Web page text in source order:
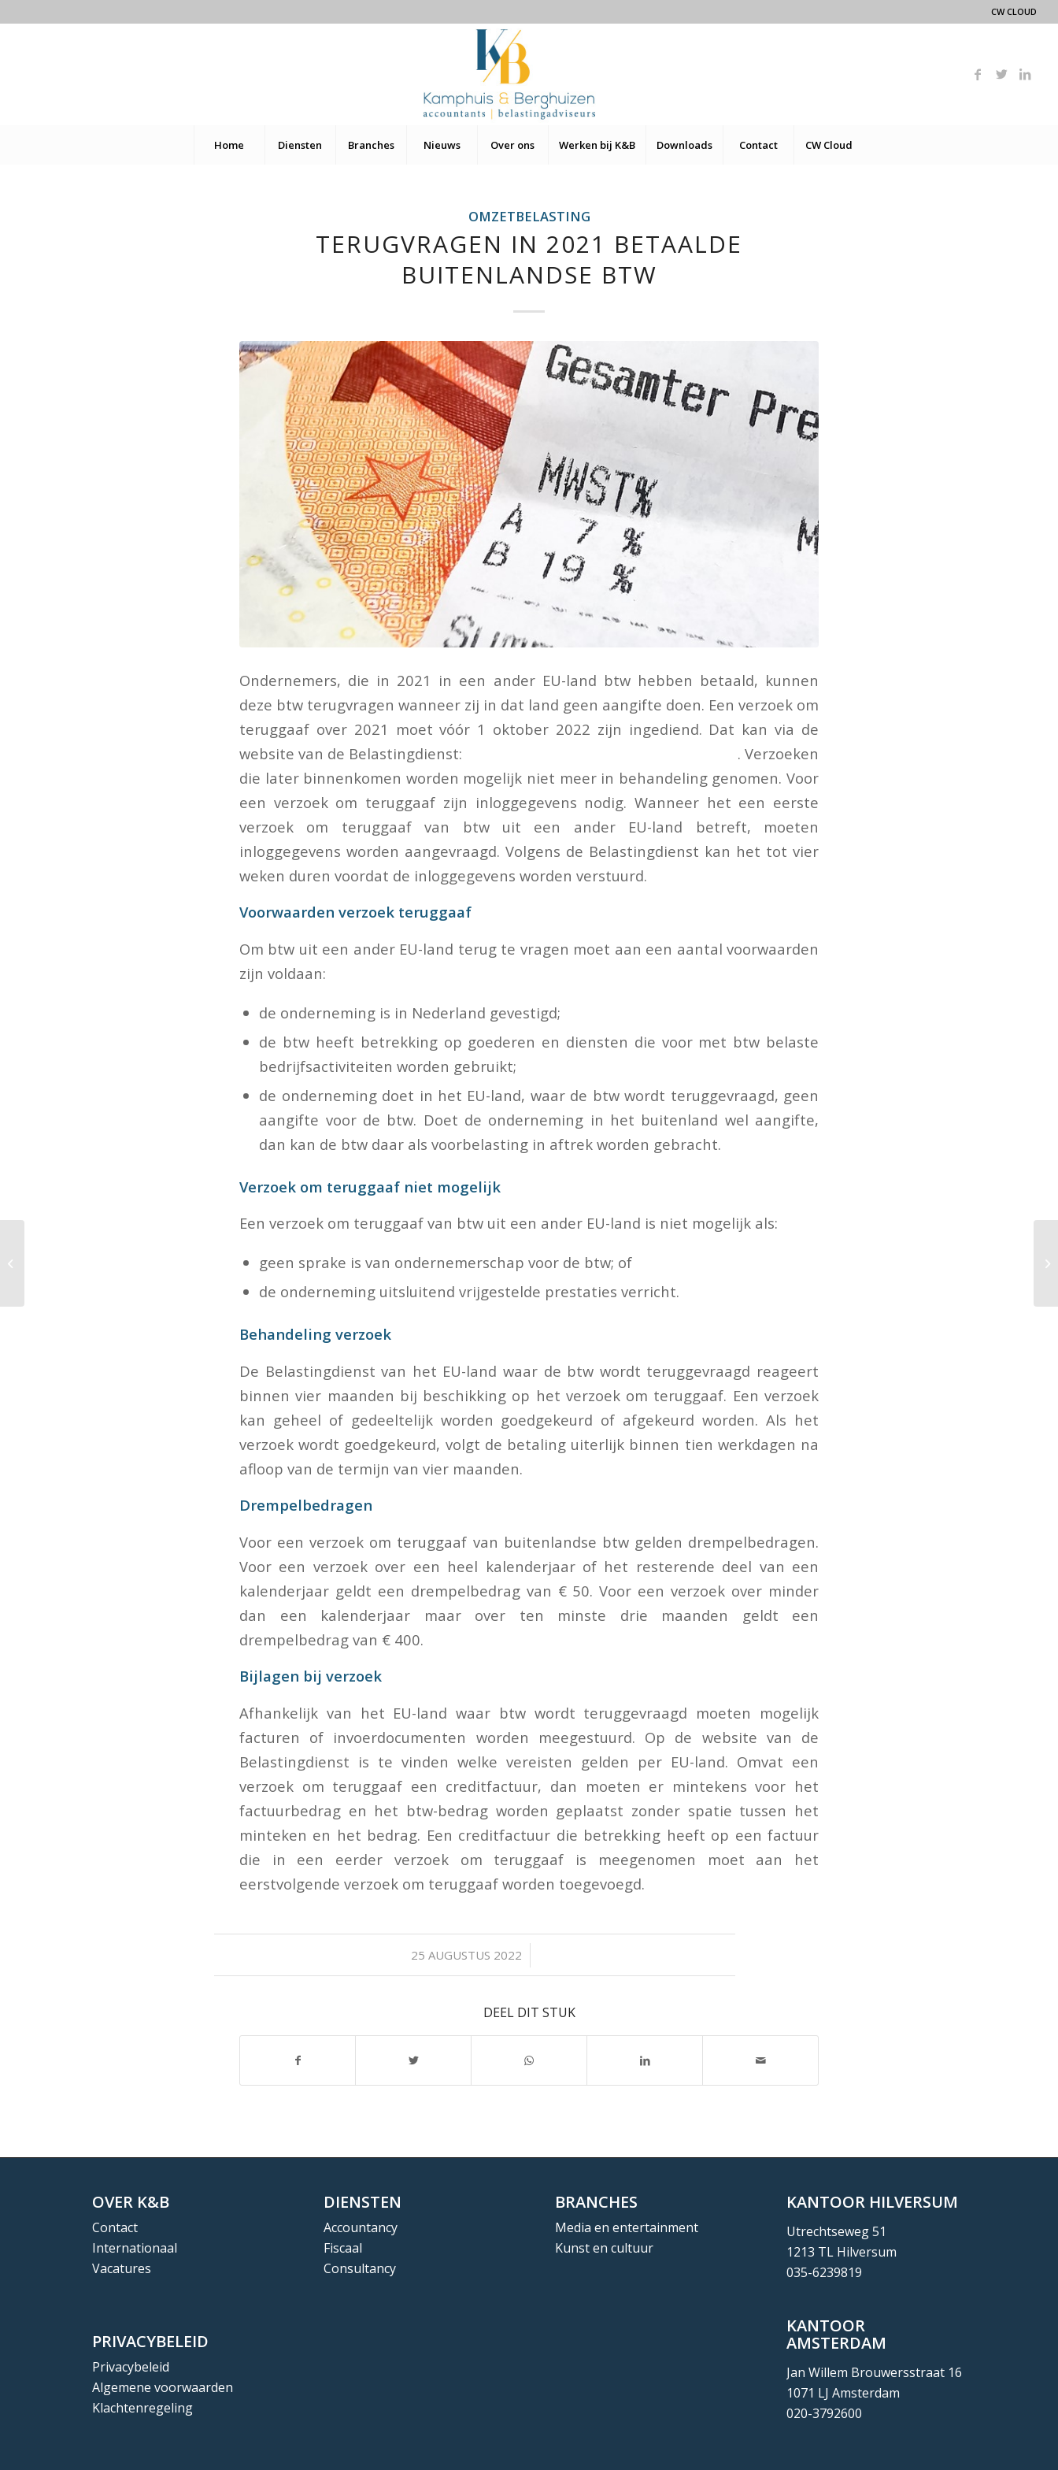
CW CLOUD
Home Diensten Branches Nieuws Over ons Werken bij K&B Downloads Contact CW Cloud
OMZETBELASTING
TERUGVRAGEN IN 2021 BETAALDE
BUITENLANDSE BTW
Ondernemers, die in 2021 in een ander EU-land btw hebben betaald, kunnen
deze btw terugvragen wanneer zij in dat land geen aangifte doen. Een verzoek om
teruggaaf over 2021 moet vóór 1 oktober 2022 zijn ingediend. Dat kan via de
website van de Belastingdienst:
. Verzoeken
die later binnenkomen worden mogelijk niet meer in behandeling genomen. Voor
een verzoek om teruggaaf zijn inloggegevens nodig. Wanneer het een eerste
verzoek om teruggaaf van btw uit een ander EU-land betreft, moeten
inloggegevens worden aangevraagd. Volgens de Belastingdienst kan het tot vier
weken duren voordat de inloggegevens worden verstuurd.
Voorwaarden verzoek teruggaaf
Om btw uit een ander EU-land terug te vragen moet aan een aantal voorwaarden
zijn voldaan:
de onderneming is in Nederland gevestigd;
de btw heeft betrekking op goederen en diensten die voor met btw belaste
bedrijfsactiviteiten worden gebruikt;
de onderneming doet in het EU-land, waar de btw wordt teruggevraagd, geen
aangifte voor de btw. Doet de onderneming in het buitenland wel aangifte,
dan kan de btw daar als voorbelasting in aftrek worden gebracht.
Verzoek om teruggaaf niet mogelijk
Een verzoek om teruggaaf van btw uit een ander EU-land is niet mogelijk als:
geen sprake is van ondernemerschap voor de btw; of
de onderneming uitsluitend vrijgestelde prestaties verricht.
Behandeling verzoek
De Belastingdienst van het EU-land waar de btw wordt teruggevraagd reageert
binnen vier maanden bij beschikking op het verzoek om teruggaaf. Een verzoek
kan geheel of gedeeltelijk worden goedgekeurd of afgekeurd worden. Als het
verzoek wordt goedgekeurd, volgt de betaling uiterlijk binnen tien werkdagen na
afloop van de termijn van vier maanden.
Drempelbedragen
Voor een verzoek om teruggaaf van buitenlandse btw gelden drempelbedragen.
Voor een verzoek over een heel kalenderjaar of het resterende deel van een
kalenderjaar geldt een drempelbedrag van € 50. Voor een verzoek over minder
dan een kalenderjaar maar over ten minste drie maanden geldt een
drempelbedrag van € 400.
Bijlagen bij verzoek
Afhankelijk van het EU-land waar btw wordt teruggevraagd moeten mogelijk
facturen of invoerdocumenten worden meegestuurd. Op de website van de
Belastingdienst is te vinden welke vereisten gelden per EU-land. Omvat een
verzoek om teruggaaf een creditfactuur, dan moeten er mintekens voor het
factuurbedrag en het btw-bedrag worden geplaatst zonder spatie tussen het
minteken en het bedrag. Een creditfactuur die betrekking heeft op een factuur
die in een eerder verzoek om teruggaaf is meegenomen moet aan het
eerstvolgende verzoek om teruggaaf worden toegevoegd.
25 AUGUSTUS 2022
/
DEEL DIT STUK
OVER K&B
Contact
Internationaal
Vacatures
PRIVACYBELEID
Privacybeleid
Algemene voorwaarden
Klachtenregeling
DIENSTEN
Accountancy
Fiscaal
Consultancy
BRANCHES
Media en entertainment
Kunst en cultuur
KANTOOR HILVERSUM
Utrechtseweg 51
1213 TL Hilversum
035-6239819
KANTOOR
AMSTERDAM
Jan Willem Brouwersstraat 16
1071 LJ Amsterdam
020-3792600